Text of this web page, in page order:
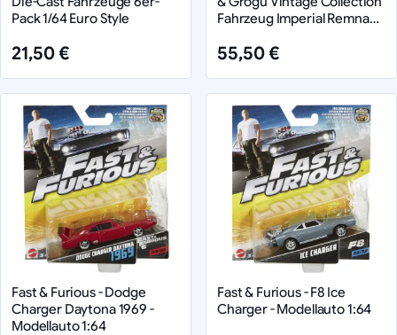
Pack 1/64 Euro Style
21,50 €
Fahrzeug Imperial Remnant
55,50 €
Fast & Furious - Dodge
Charger Daytona 1969 -
Modellauto 1:64
Fast & Furious - F8 Ice
Charger - Modellauto 1:64